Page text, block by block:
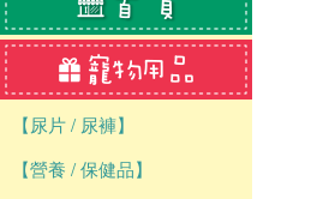
【尿片 / 尿褲】
【營養 / 保健品】